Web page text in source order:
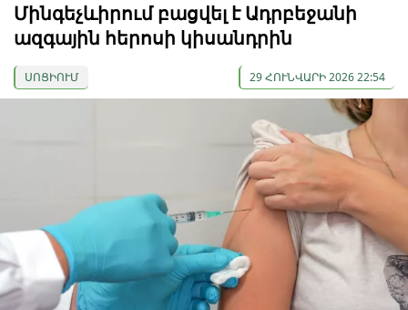
Մինգեչևիրում բացվել է Ադրբեջանի
ազգային հերոսի կիսանդրին
ՍՈՑԻՈՒՄ 29 ՀՈՒՆՎԱՐԻ 2026 22:54